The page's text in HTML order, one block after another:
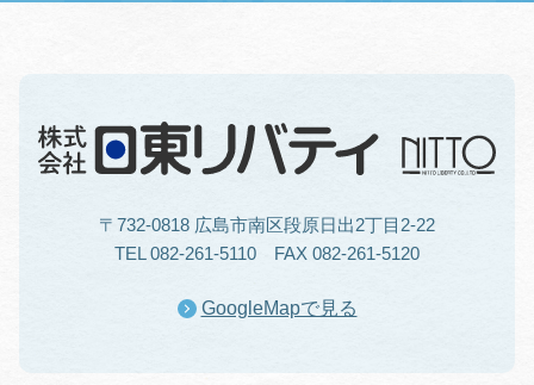
〒732-0818 広島市南区段原日出2丁目2-22
TEL 082-261-5110 FAX 082-261-5120
GoogleMapで見る